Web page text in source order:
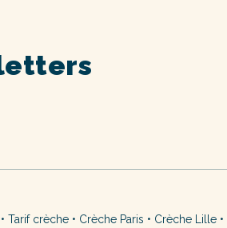
• Tarif crèche • Crèche Paris • Crèche Lille •